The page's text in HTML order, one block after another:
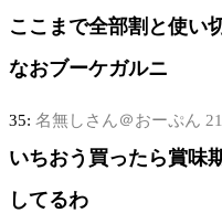
ここまで全部割と使い
なおブーケガルニ
35: 名無しさん＠おーぷん
いちおう買ったら賞味
してるわ